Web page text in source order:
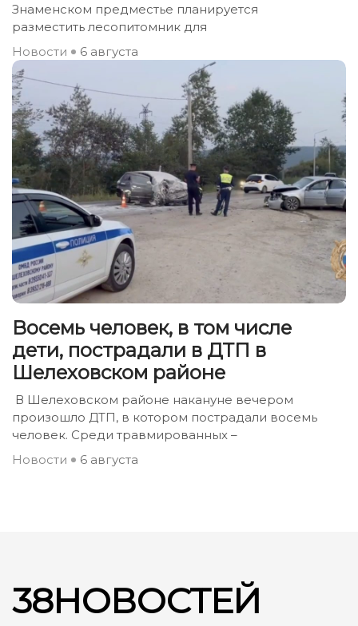
Знаменском предместье планируется
разместить лесопитомник для
Новости
6 августа
Восемь человек, в том числе
дети, пострадали в ДТП в
Шелеховском районе
В Шелеховском районе накануне вечером
произошло ДТП, в котором пострадали восемь
человек. Среди травмированных –
Новости
6 августа
38НОВОСТЕЙ